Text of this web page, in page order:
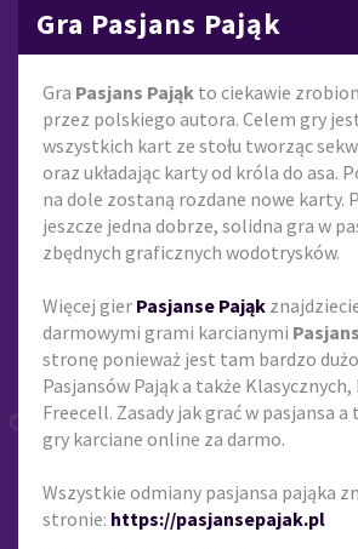
Gra Pasjans Pająk
Gra Pasjans Pająk to ciekawie
przez polskiego autora. Celem gry
wszystkich kart ze stołu tworząc
oraz układając karty od króla do asa.
na dole zostaną rozdane nowe karty.
jeszcze jedna dobrze, solidna gra w
zbędnych graficznych wodotrysków.
Więcej gier Pasjanse Pająk
darmowymi grami karcianymi
stronę ponieważ jest tam bardzo
Pasjansów Pająk a także
Freecell. Zasady jak grać w pasjansa
gry karciane online za darmo.
Wszystkie odmiany pasjansa pająka
stronie: https://pasjansepajak.pl